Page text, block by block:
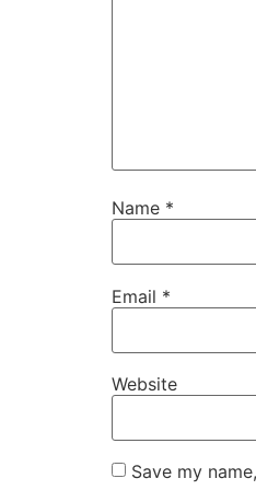
Name *
Email *
Website
Save my